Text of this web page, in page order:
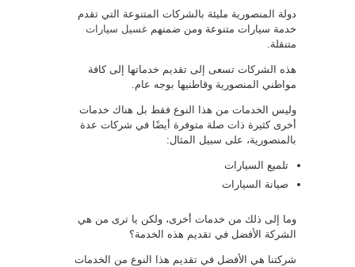
دولة المنصورية مليئة بالشركات المتنوعة التي تقدم
خدمة سيارات متنوعة ومن ضمنهم غسيل سيارات
متنقلة.
هذه الشركات تسعى إلى تقديم خدماتها إلى كافة
مواطني المنصورية وقاطنيها بوجه عام.
وليس الخدمات من هذا النوع فقط بل هناك خدمات
أخرى كثيرة ذات صلة متوفرة أيضًا في شركات عدة
بالمنصورية، على سبيل المثال:
تلميع السيارات
صيانة السيارات
وما إلى ذلك من خدمات أخرى، ولكن يا ترى من هي
الشركة الأفضل في تقديم هذه الخدمة؟
شركتنا هي الأفضل في تقديم هذا النوع من الخدمات